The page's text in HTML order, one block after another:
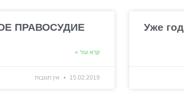
Уже год
ПРАВОСУДИЕ
קרא עוד »
15.02.2019 אין תגובות